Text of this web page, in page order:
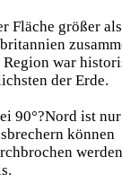
Fläche größer als
war
der Erde.
90°?Nord ist nur
können